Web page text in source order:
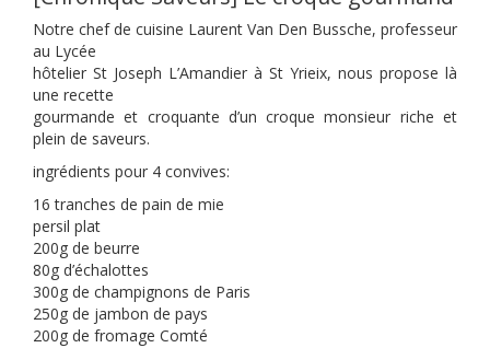
Notre chef de cuisine Laurent Van Den Bussche, professeur
au Lycée
hôtelier St Joseph L’Amandier à St Yrieix, nous propose là
une recette
gourmande et croquante d’un croque monsieur riche et
plein de saveurs.
ingrédients pour 4 convives:
16 tranches de pain de mie
persil plat
200g de beurre
80g d’échalottes
300g de champignons de Paris
250g de jambon de pays
200g de fromage Comté